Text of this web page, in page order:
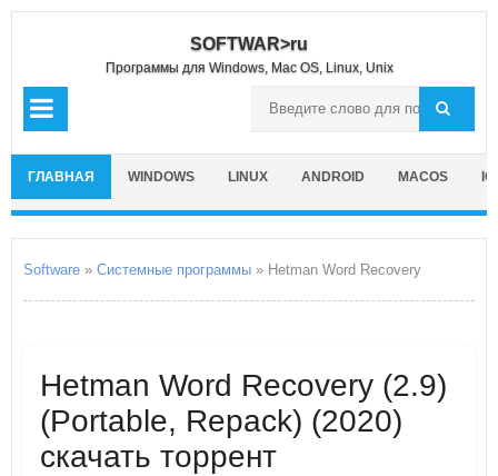
SOFTWAR>ru
Программы для Windows, Mac OS, Linux, Unix
ГЛАВНАЯ WINDOWS LINUX ANDROID MACOS
Software » Системные программы » Hetman Word Recovery
Hetman Word Recovery (2.9)
(Portable, Repack) (2020)
скачать торрент